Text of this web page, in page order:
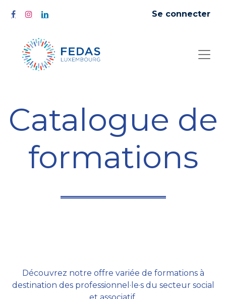
Se connecter
Catalogue de
formations
Découvrez notre offre variée de formations à
destination des professionnel·le·s du secteur social